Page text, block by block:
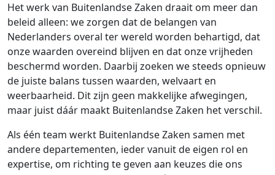
Het werk van Buitenlandse Zaken draait om meer dan
beleid alleen: we zorgen dat de belangen van
Nederlanders overal ter wereld worden behartigd, dat
onze waarden overeind blijven en dat onze vrijheden
beschermd worden. Daarbij zoeken we steeds opnieuw
de juiste balans tussen waarden, welvaart en
weerbaarheid. Dit zijn geen makkelijke afwegingen,
maar juist dáár maakt Buitenlandse Zaken het verschil.
Als één team werkt Buitenlandse Zaken samen met
andere departementen, ieder vanuit de eigen rol en
expertise, om richting te geven aan keuzes die ons